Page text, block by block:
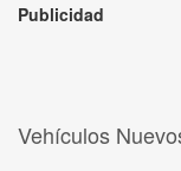
Publicidad
Vehículos